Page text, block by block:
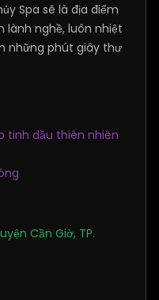
Spa sẽ là địa điểm
lành nghề, luôn nhiệt
những phút giây thư
tinh dầu thiên nhiên
Cần Giờ, TP.